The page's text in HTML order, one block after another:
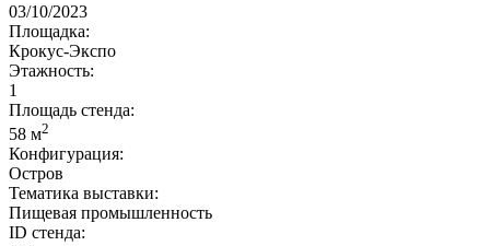
03/10/2023
Площадка:
Крокус-Экспо
Этажность:
1
Площадь стенда:
58 м2
Конфигурация:
Остров
Тематика выставки:
Пищевая промышленность
ID стенда: